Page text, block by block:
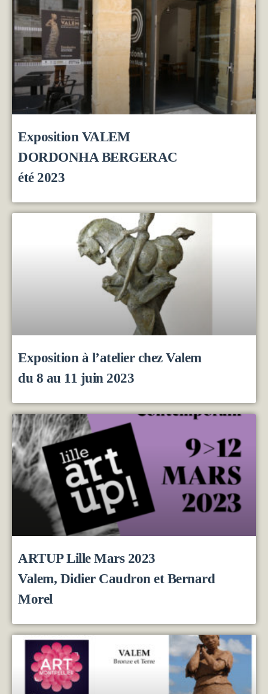
Exposition VALEM
DORDONHA BERGERAC
été 2023
Exposition à l’atelier chez Valem
du 8 au 11 juin 2023
ARTUP Lille Mars 2023
Valem, Didier Caudron et Bernard
Morel